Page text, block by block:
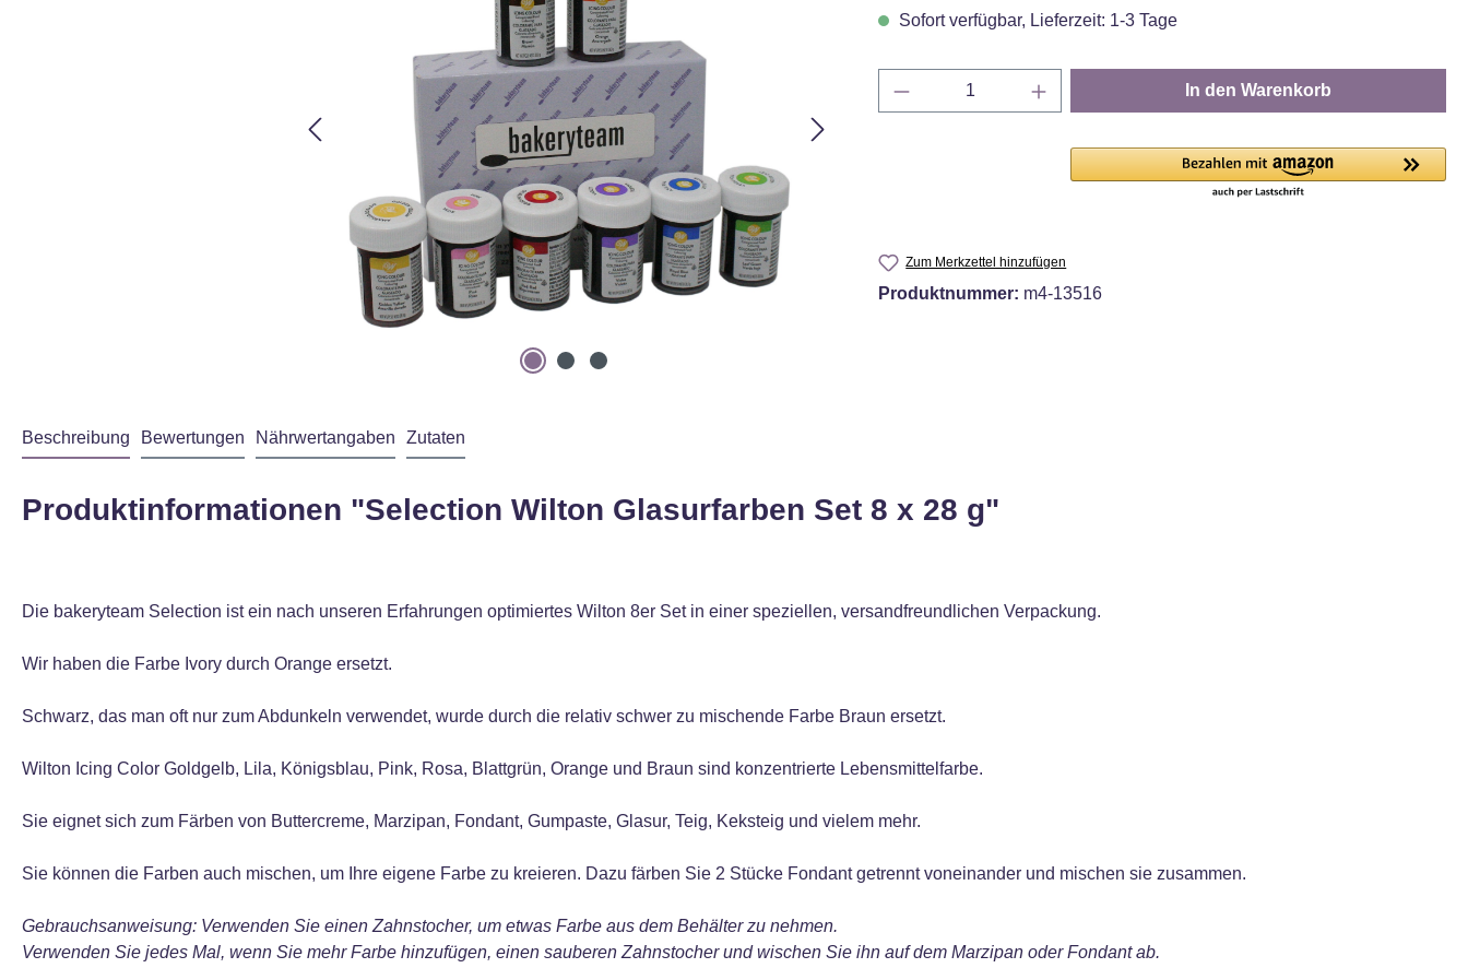
Sofort verfügbar, Lieferzeit: 1-3 Tage
Produkt Anzahl: Gib den gewünschten Wert ein
In den Warenkorb
Zum Merkzettel hinzufügen
Produktnummer: m4-13516
Beschreibung Bewertungen Nährwertangaben Zutaten
Produktinformationen "Selection Wilton Glasurfarben Set 8 x 28 g"
Die bakeryteam Selection ist ein nach unseren Erfahrungen optimiertes Wilton 8er Set in einer speziellen, versandfreundlichen Verpackung.
Wir haben die Farbe Ivory durch Orange ersetzt.
Schwarz, das man oft nur zum Abdunkeln verwendet, wurde durch die relativ schwer zu mischende Farbe Braun ersetzt.
Wilton Icing Color Goldgelb, Lila, Königsblau, Pink, Rosa, Blattgrün, Orange und Braun sind konzentrierte Lebensmittelfarbe.
Sie eignet sich zum Färben von Buttercreme, Marzipan, Fondant, Gumpaste, Glasur, Teig, Keksteig und vielem mehr.
Sie können die Farben auch mischen, um Ihre eigene Farbe zu kreieren. Dazu färben Sie 2 Stücke Fondant getrennt voneinander und mischen sie zusammen.
Gebrauchsanweisung: Verwenden Sie einen Zahnstocher, um etwas Farbe aus dem Behälter zu nehmen.
Verwenden Sie jedes Mal, wenn Sie mehr Farbe hinzufügen, einen sauberen Zahnstocher und wischen Sie ihn auf dem Marzipan oder Fondant ab.